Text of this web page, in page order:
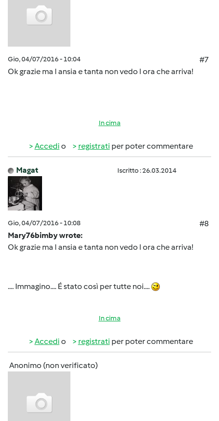
Gio, 04/07/2016 - 10:04
#7
Ok grazie ma l ansia e tanta non vedo l ora che arriva!
In cima
Accedi o registrati per poter commentare
Magat Iscritto : 26.03.2014
Gio, 04/07/2016 - 10:08
#8
Mary76bimby wrote:
Ok grazie ma l ansia e tanta non vedo l ora che arriva!
.... Immagino.... É stato così per tutte noi....
In cima
Accedi o registrati per poter commentare
Anonimo (non verificato)